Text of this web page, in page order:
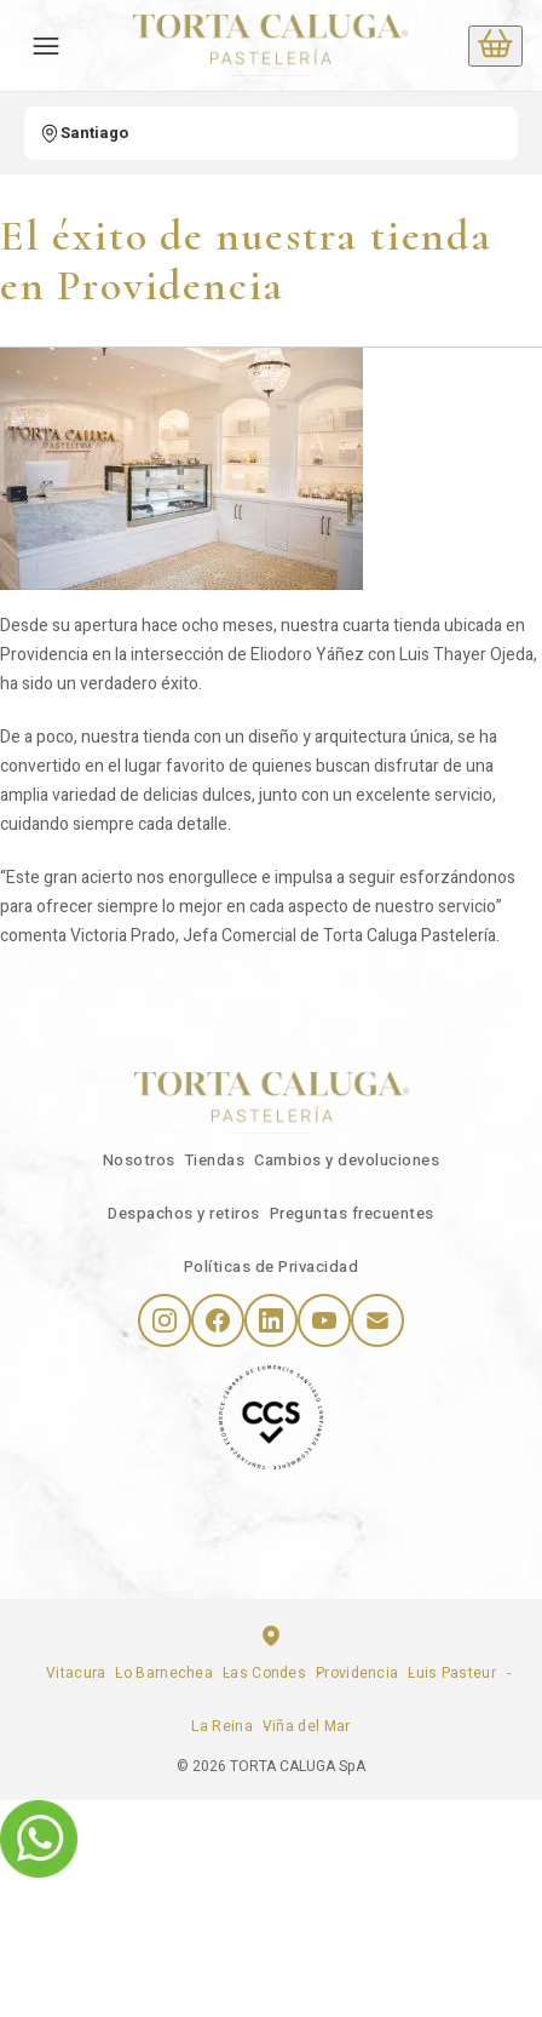
Santiago
El éxito de nuestra tienda
en Providencia
Desde su apertura hace ocho meses, nuestra cuarta tienda ubicada en
Providencia en la intersección de Eliodoro Yáñez con Luis Thayer Ojeda,
ha sido un verdadero éxito.
De a poco, nuestra tienda con un diseño y arquitectura única, se ha
convertido en el lugar favorito de quienes buscan disfrutar de una
amplia variedad de delicias dulces, junto con un excelente servicio,
cuidando siempre cada detalle.
“Este gran acierto nos enorgullece e impulsa a seguir esforzándonos
para ofrecer siempre lo mejor en cada aspecto de nuestro servicio”
comenta Victoria Prado, Jefa Comercial de Torta Caluga Pastelería.
Nosotros Tiendas Cambios y devoluciones
Despachos y retiros Preguntas frecuentes
Políticas de Privacidad
Vitacura Lo Barnechea Las Condes Providencia Luis Pasteur
La Reina Viña del Mar
© 2026 TORTA CALUGA SpA